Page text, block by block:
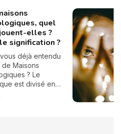
quel
elles ?
signification ?
déjà entendu
Maisons
? Le
est divisé en
Maisons et chacune
à une sphère